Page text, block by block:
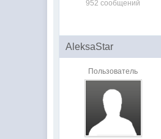
952 сообщений
AleksaStar
Пользователь